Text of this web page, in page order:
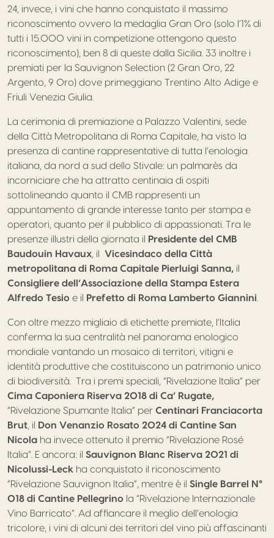
24, invece, i vini che hanno conquistato il massimo
riconoscimento ovvero la medaglia Gran Oro (solo l’1% di
tutti i 15.000 vini in competizione ottengono questo
riconoscimento), ben 8 di queste dalla Sicilia. 33 inoltre i
premiati per la Sauvignon Selection (2 Gran Oro, 22
Argento, 9 Oro) dove primeggiano Trentino Alto Adige e
Friuli Venezia Giulia.
La cerimonia di premiazione a Palazzo Valentini, sede
della Città Metropolitana di Roma Capitale, ha visto la
presenza di cantine rappresentative di tutta l’enologia
italiana, da nord a sud dello Stivale: un palmarès da
incorniciare che ha attratto centinaia di ospiti
sottolineando quanto il CMB rappresenti un
appuntamento di grande interesse tanto per stampa e
operatori, quanto per il pubblico di appassionati. Tra le
presenze illustri della giornata il Presidente del CMB
Baudouin Havaux , il Vicesindaco della Città
metropolitana di Roma Capitale Pierluigi Sanna, il
Consigliere dell’Associazione della Stampa Estera
Alfredo Tesio e il Prefetto di Roma Lamberto Giannini
Con oltre mezzo migliaio di etichette premiate, l’Italia
conferma la sua centralità nel panorama enologico
mondiale vantando un mosaico di territori, vitigni e
identità produttive che costituiscono un patrimonio unico
di biodiversità. Tra i premi speciali, “Rivelazione Italia” per
Cima Caponiera Riserva 2018 di Ca’ Rugate,
“Rivelazione Spumante Italia” per Centinari Franciacorta
Brut , il Don Venanzio Rosato 2024 di Cantine San
Nicola ha invece ottenuto il premio “Rivelazione Rosé
Italia”. E ancora: il Sauvignon Blanc Riserva 2021 di
Nicolussi-Leck ha conquistato il riconoscimento
“Rivelazione Sauvignon Italia”, mentre è il Single Barrel N°
018 di Cantine Pellegrino la “Rivelazione Internazionale
Vino Barricato”. Ad affiancare il meglio dell’enologia
tricolore, i vini di alcuni dei territori del vino più affascinanti